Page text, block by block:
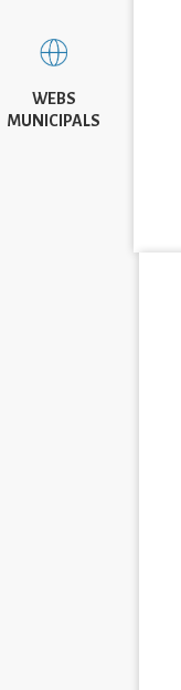
WEBS
MUNICIPALS